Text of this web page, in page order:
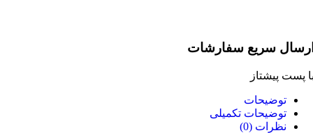
سریع سفارشات
پست پیشتاز
توضیحات
توضیحات تکمیلی
نظرات (0)